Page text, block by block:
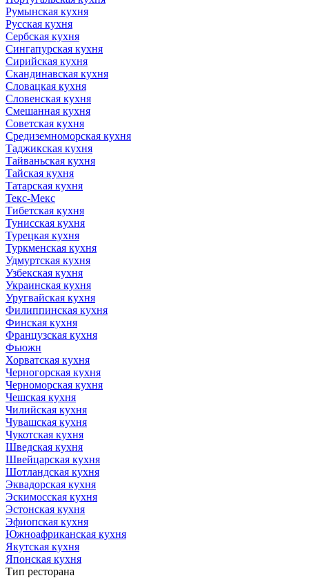
Румынская кухня
Русская кухня
Сербская кухня
Сингапурская кухня
Сирийская кухня
Скандинавская кухня
Словацкая кухня
Словенская кухня
Смешанная кухня
Советская кухня
Средиземноморская кухня
Таджикская кухня
Тайваньская кухня
Тайская кухня
Татарская кухня
Текс-Мекс
Тибетская кухня
Тунисская кухня
Турецкая кухня
Туркменская кухня
Удмуртская кухня
Узбекская кухня
Украинская кухня
Уругвайская кухня
Филиппинская кухня
Финская кухня
Французская кухня
Фьюжн
Хорватская кухня
Черногорская кухня
Черноморская кухня
Чешская кухня
Чилийская кухня
Чувашская кухня
Чукотская кухня
Шведская кухня
Швейцарская кухня
Шотландская кухня
Эквадорская кухня
Эскимосская кухня
Эстонская кухня
Эфиопская кухня
Южноафриканская кухня
Якутская кухня
Японская кухня
Тип ресторана